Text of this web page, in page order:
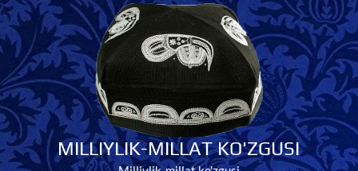
MILLIYLIK-MILLAT KO'ZGUSI